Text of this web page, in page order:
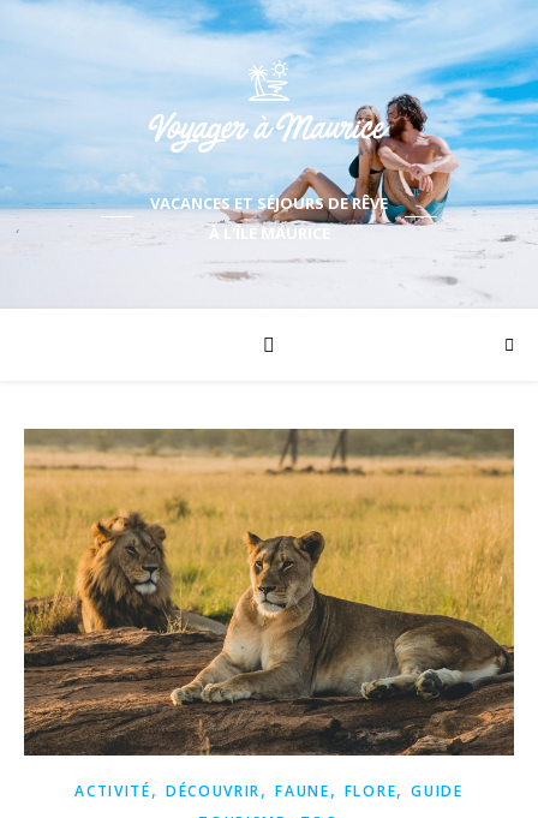
VACANCES ET SÉJOURS DE RÊVE
À L'ÎLE MAURICE
ACTIVITÉ, DÉCOUVRIR,FAUNE, FLORE,GUIDE